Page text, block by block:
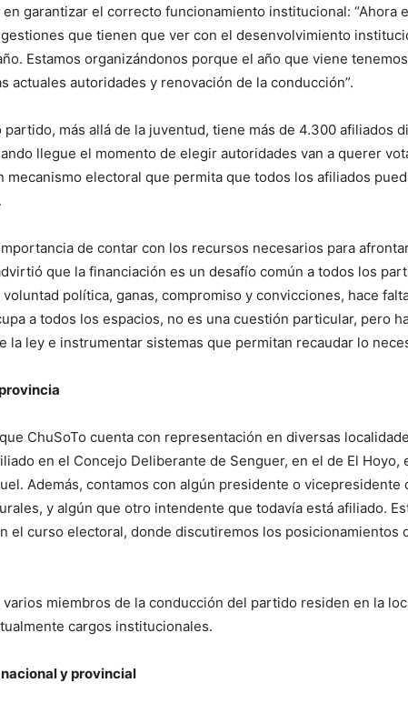
garantizar el correcto funcionamiento institucional: “Ahora
que tienen que ver con el desenvolvimiento
Estamos organizándonos porque el año que viene
actuales autoridades y renovación de la conducción”.
partido, más allá de la juventud, tiene más de 4.300 afiliados
llegue el momento de elegir autoridades van a querer
mecanismo electoral que permita que todos los afiliados
de contar con los recursos necesarios para
que la financiación es un desafío común a todos los
voluntad política, ganas, compromiso y convicciones, hace
a todos los espacios, no es una cuestión particular, pero
la ley e instrumentar sistemas que permitan recaudar lo
ChuSoTo cuenta con representación en diversas
en el Concejo Deliberante de Senguer, en el de El Hoyo,
Además, contamos con algún presidente o vicepresidente
y algún que otro intendente que todavía está afiliado.
el curso electoral, donde discutiremos los posicionamientos
varios miembros de la conducción del partido residen en la
cargos institucionales.
y provincial